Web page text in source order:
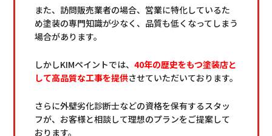
また、訪問販売業者の場合、営業に特化しているた
め塗装の専門知識が少なく、品質も低くなってしまう
場合があります。
しかしKIMペイントでは、 40年の歴史をもつ塗装店と
して高品質な工事を提供させていただいております。
さらに外壁劣化診断士などの資格を保有するスタッ
フが、お客様と相談して理想のプランをご提案して
おります。